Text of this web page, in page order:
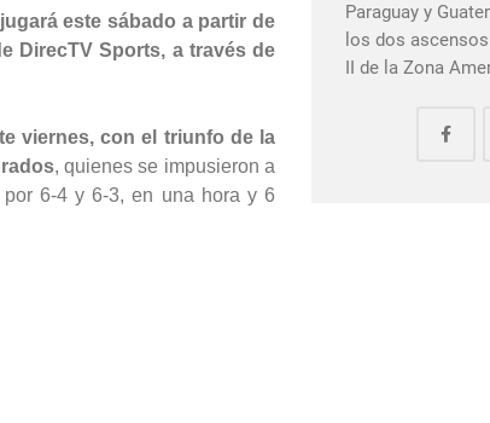
este sábado a partir de
DirecTV Sports, a través de
viernes, con el triunfo de la
, quienes se impusieron a
6-4 y 6-3, en una hora y 6
Paraguay y
los dos
II de la Zona